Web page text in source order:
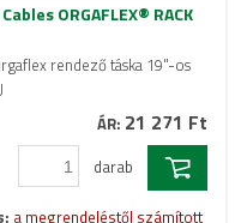
ORGAFLEX® RACK
rendező táska 19"-os
ÁR: 21 271 Ft
darab
a megrendeléstől számított